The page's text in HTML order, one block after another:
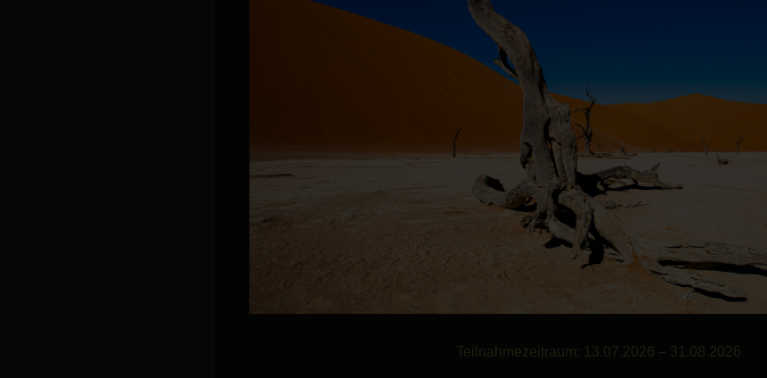
Teilnahmezeitraum: 13.07.2026 – 31.08.2026